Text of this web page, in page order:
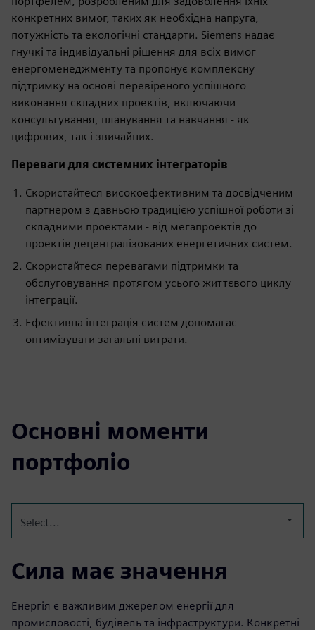
конкретних вимог, таких як необхідна напруга,
потужність та екологічні стандарти. Siemens надає
гнучкі та індивідуальні рішення для всіх вимог
енергоменеджменту та пропонує комплексну
підтримку на основі перевіреного успішного
виконання складних проектів, включаючи
консультування, планування та навчання - як
цифрових, так і звичайних.
Переваги для системних інтеграторів
Скористайтеся високоефективним та досвідченим
партнером з давньою традицією успішної роботи зі
складними проектами - від мегапроектів до
проектів децентралізованих енергетичних систем.
Скористайтеся перевагами підтримки та
обслуговування протягом усього життєвого циклу
інтеграції.
Ефективна інтеграція систем допомагає
оптимізувати загальні витрати.
Основні моменти
портфоліо
Select...
Сила має значення
Енергія є важливим джерелом енергії для
промисловості, будівель та інфраструктури. Конкретні